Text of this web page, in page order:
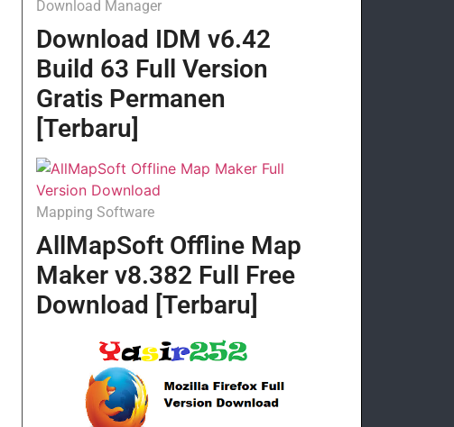
Download Manager
Download IDM v6.42
Build 63 Full Version
Gratis Permanen
[Terbaru]
Mapping Software
AllMapSoft Offline Map
Maker v8.382 Full Free
Download [Terbaru]